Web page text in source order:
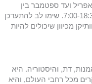
ועד ספטמבר בין
השעות 7:00-19:00 ובאוקטובר עד מרץ 7:00-18:30. שימו לב להתעדכן
מכיוון שיכולים להיות
דת, והיסטוריה. היא
מכל רחבי העולם, והיא